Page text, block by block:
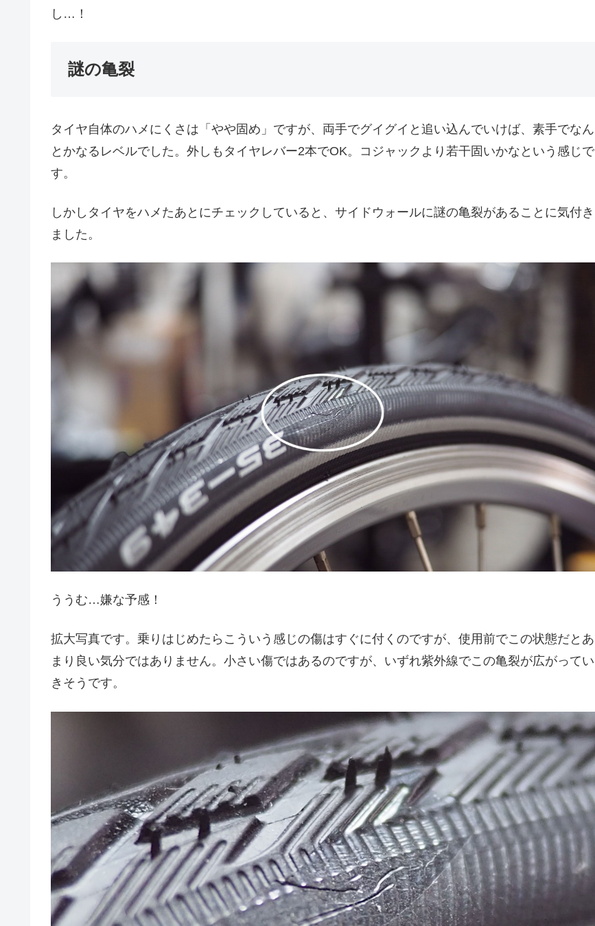
し…！
謎の亀裂
タイヤ自体のハメにくさは「やや固め」ですが、両手でグイグイと追い込んでいけば、素手でなん
とかなるレベルでした。外しもタイヤレバー2本でOK。コジャックより若干固いかなという感じで
す。
しかしタイヤをハメたあとにチェックしていると、サイドウォールに謎の亀裂があることに気付き
ました。
ううむ…嫌な予感！
拡大写真です。乗りはじめたらこういう感じの傷はすぐに付くのですが、使用前でこの状態だとあ
まり良い気分ではありません。小さい傷ではあるのですが、いずれ紫外線でこの亀裂が広がってい
きそうです。